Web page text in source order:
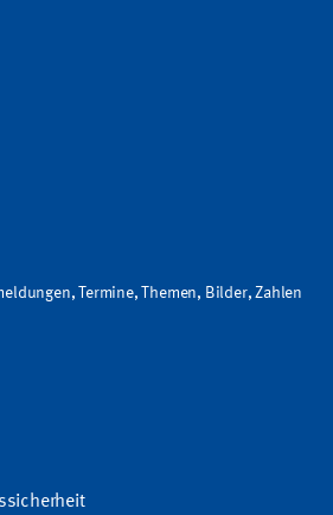
Termine, Themen, Bilder, Zahlen